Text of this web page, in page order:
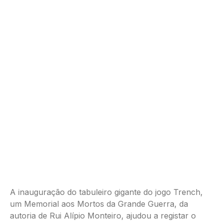
A inauguração do tabuleiro gigante do jogo Trench,
um Memorial aos Mortos da Grande Guerra, da
autoria de Rui Alípio Monteiro, ajudou a registar o